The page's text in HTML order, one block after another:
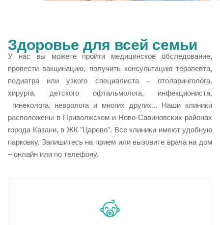
Здоровье для всей семьи
У нас вы можете пройти медицинское обследование,
провести вакцинацию, получить консультацию терапевта,
педиатра или узкого специалиста – отоларинголога,
хирурга, детского офтальмолога, инфекциониста,
гинеколога, невролога и многих других... Наши клиники
расположены в Приволжском и Ново-Савиновских районах
города Казани, в ЖК "Царево". Все клиники имеют удобную
парковку. Запишитесь на прием или вызовите врача на дом
– онлайн или по телефону.